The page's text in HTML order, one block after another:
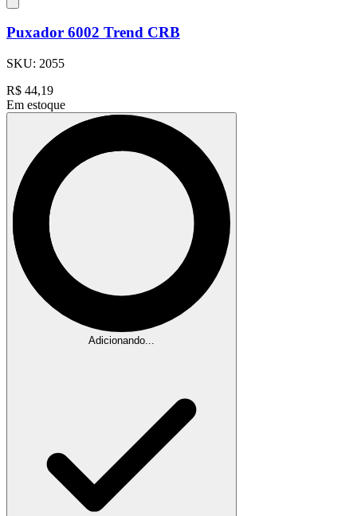
Puxador 6002 Trend CRB
SKU: 2055
R$ 44,19
Em estoque
Adicionando...